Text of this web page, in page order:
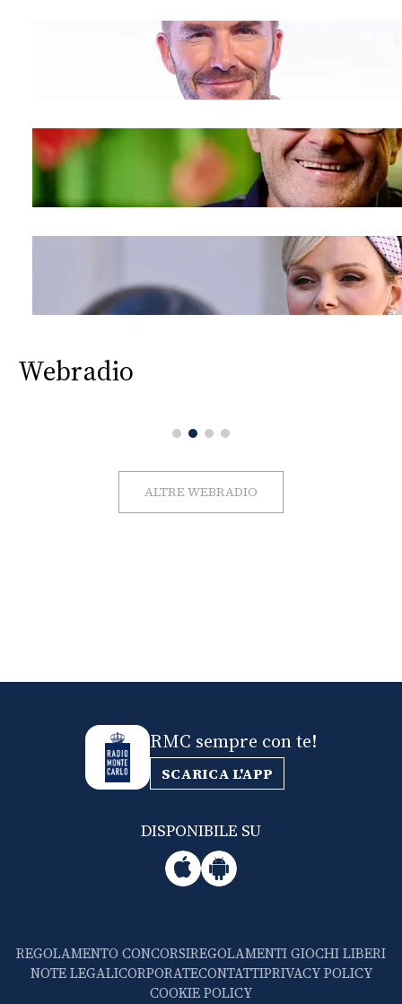
Webradio
ALTRE WEBRADIO
RMC sempre con te!
SCARICA L'APP
DISPONIBILE SU
REGOLAMENTO CONCORSIREGOLAMENTI GIOCHI LIBERI
NOTE LEGALICORPORATECONTATTIPRIVACY POLICY
COOKIE POLICY